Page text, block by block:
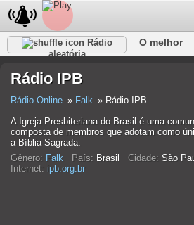
Rádio
aleatória
O melhor
Rádio IPB
Rádio Online Falk
Rádio IPB
A Igreja Presbiteriana do Brasil é uma
composta de membros que adotam como
a Bíblia Sagrada.
Gênero: Falk País: Brasil Cidade: São
Internet: ipb.org.br